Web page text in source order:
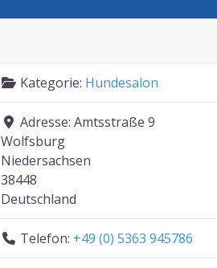
Kategorie: Hundesalon
Adresse:Amtsstraße 9
Wolfsburg
Niedersachsen
38448
Deutschland
Telefon: +49 (0) 5363 945786